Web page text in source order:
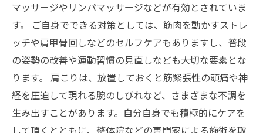
マッサージやリンパマッサージなどが有効とされていま
す。 ご自身でできる対策としては、筋肉を動かすストレ
ッチや肩甲骨回しなどのセルフケアもありますし、普段
の姿勢の改善や運動習慣の見直しなども大切な要素とな
ります。 肩こりは、放置しておくと筋緊張性の頭痛や神
経を圧迫して現れる腕のしびれなど、さまざまな不調を
生み出すことがあります。自分自身でも積極的にケアを